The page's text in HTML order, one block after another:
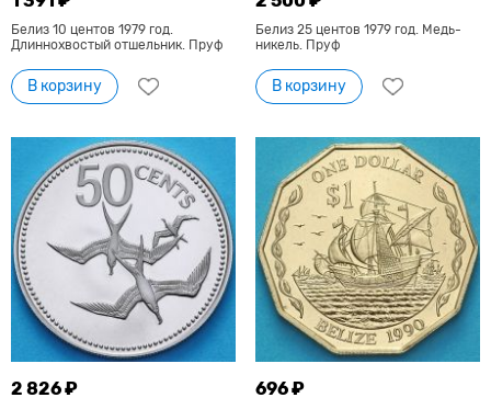
Белиз 10 центов 1979 год.
Длиннохвостый отшельник. Пруф
В корзину
Белиз 25 центов 1979 год. Медь-
никель. Пруф
В корзину
2 826 ₽ 696 ₽